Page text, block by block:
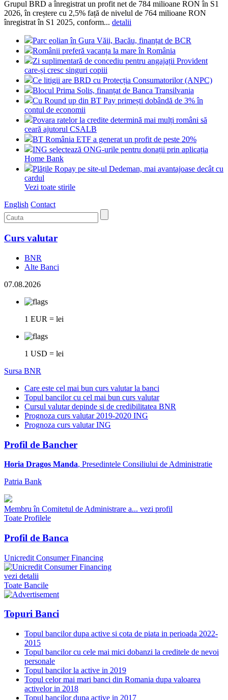
Grupul BRD a înregistrat un profit net de 784 milioane RON în S1
2026, în creștere cu 2,5% față de nivelul de 764 milioane RON
înregistrat în S1 2025, conform... detalii
Parc eolian în Gura Văii, Bacău, finanțat de BCR
Românii preferă vacanța la mare în România
Zi suplimentară de concediu pentru angajații Provident
care-și cresc singuri copiii
Ce litigii are BRD cu Protecția Consumatorilor (ANPC)
Blocul Prima Solis, finanțat de Banca Transilvania
Cu Round up din BT Pay primești dobândă de 3% în
contul de economii
Povara ratelor la credite determină mai mulți români să
ceară ajutorul CSALB
BT România ETF a generat un profit de peste 20%
ING selectează ONG-urile pentru donații prin aplicația
Home Bank
Plățile Ropay pe site-ul Dedeman, mai avantajoase decât cu
cardul
Vezi toate stirile
English Contact
Curs valutar
BNR
Alte Banci
07.08.2026
1 EUR = lei
1 USD = lei
Sursa BNR
Care este cel mai bun curs valutar la banci
Topul bancilor cu cel mai bun curs valutar
Cursul valutar depinde si de credibilitatea BNR
Prognoza curs valutar 2019-2020 ING
Prognoza curs valutar ING
Profil de Bancher
Horia Dragos Manda, Presedintele Consiliului de Administratie
Patria Bank
Membru în Comitetul de Administrare a... vezi profil
Toate Profilele
Profil de Banca
Unicredit Consumer Financing
vezi detalii
Toate Bancile
Topuri Banci
Topul bancilor dupa active si cota de piata in perioada 2022-
2015
Topul bancilor cu cele mai mici dobanzi la creditele de nevoi
personale
Topul bancilor la active in 2019
Topul celor mai mari banci din Romania dupa valoarea
activelor in 2018
Topul bancilor dupa active in 2017